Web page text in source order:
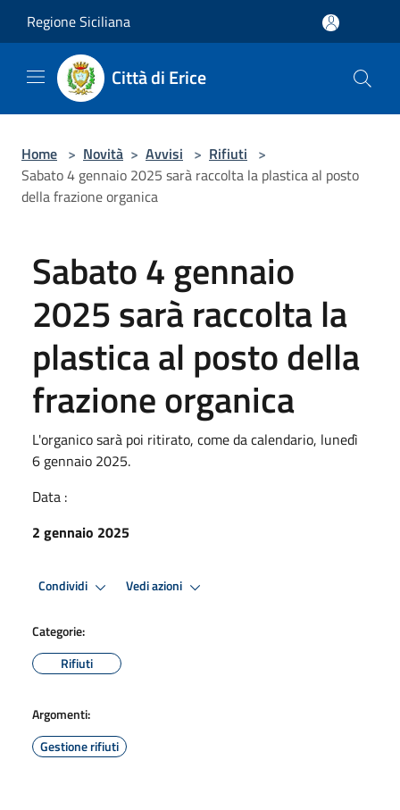
Regione Siciliana
Città di Erice
Home > Novità > Avvisi > Rifiuti >
Sabato 4 gennaio 2025 sarà raccolta la plastica al posto
della frazione organica
Sabato 4 gennaio
2025 sarà raccolta la
plastica al posto della
frazione organica
L'organico sarà poi ritirato, come da calendario, lunedì
6 gennaio 2025.
Data :
2 gennaio 2025
Condividi Vedi azioni
Categorie:
Rifiuti
Argomenti:
Gestione rifiuti